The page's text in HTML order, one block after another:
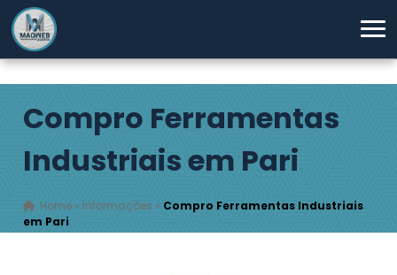
Compro Ferramentas
Industriais em Pari
Home » Informações » Compro Ferramentas Industriais
em Pari